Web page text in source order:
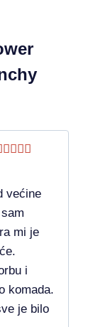
većine
mi je
i
komada.
je bilo